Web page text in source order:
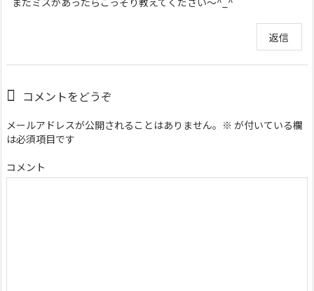
返信
コメントをどうぞ
メールアドレスが公開されることはありません。 ※ が付いている欄
は必須項目です
コメント